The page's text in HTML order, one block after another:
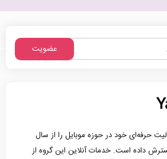
عضویت
حرفه‌ای خود در حوزه موبایل را از سال
گسترش داده است. خدمات آنلاین این گروه از